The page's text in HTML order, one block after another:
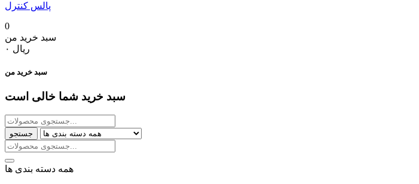
پالس کنترل
0
سبد خرید من
‎ریال ۰
سبد خرید من
سبد خرید شما خالی است
جستجو
همه دسته بندی ها